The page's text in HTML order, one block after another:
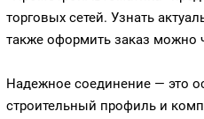
торговых сетей. Узнать
также оформить заказ можно
Надежное соединение — это
строительный профиль и